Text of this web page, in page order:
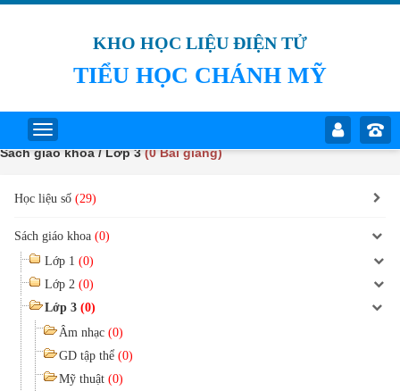
KHO HỌC LIỆU ĐIỆN TỬ
TIỂU HỌC CHÁNH MỸ
Sách giáo khoa / Lớp 3(0 Bài giảng)
Học liệu số (29)
Sách giáo khoa (0)
Lớp 1 (0)
Lớp 2 (0)
Lớp 3 (0)
Âm nhạc (0)
GD tập thể (0)
Mỹ thuật (0)